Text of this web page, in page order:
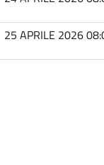
25 APRILE 2026